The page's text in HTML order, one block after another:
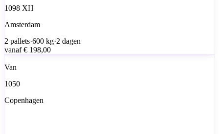
1098 XH
Amsterdam
2 pallets·600 kg·2 dagen
vanaf€ 198,00
Van
1050
Copenhagen